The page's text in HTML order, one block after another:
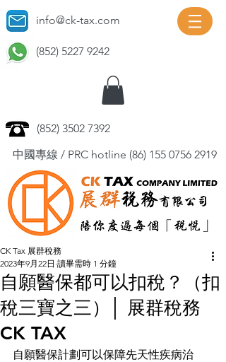
info@ck-tax.com
(852) 5227 9242
(852) 3502 7392
中國專線 / PRC hotline (86) 155 0756 2919
自願醫保都可以扣稅？（扣
稅三寶之三）│ 展群稅務
CK TAX
CK Tax 展群稅務
2023年9月22日 讀畢需時 1 分鐘
自願醫保計劃可以保障先天性疾病治